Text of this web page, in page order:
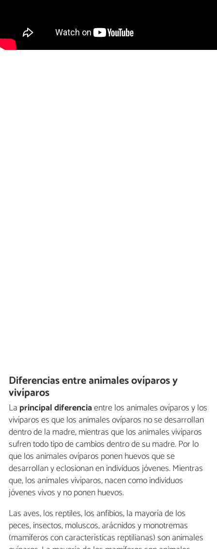
Diferencias entre animales ovíparos y
vivíparos
La principal diferenciaentre los animales ovíparos y los
vivíparos es que los animales ovíparos no se desarrollan
dentro de la madre, mientras que los animales vivíparos
sufren todo tipo de cambios dentro de su madre. Por lo
que los animales ovíparos ponen huevos que se
desarrollan y eclosionan en individuos jóvenes. Mientras
que, los animales vivíparos, nacen como individuos
jóvenes vivos y no ponen huevos.
Las aves, los reptiles, los anfibios, la mayoría de los
peces, insectos, moluscos, arácnidos y monotremas
(mamíferos con características reptilianas) son animales